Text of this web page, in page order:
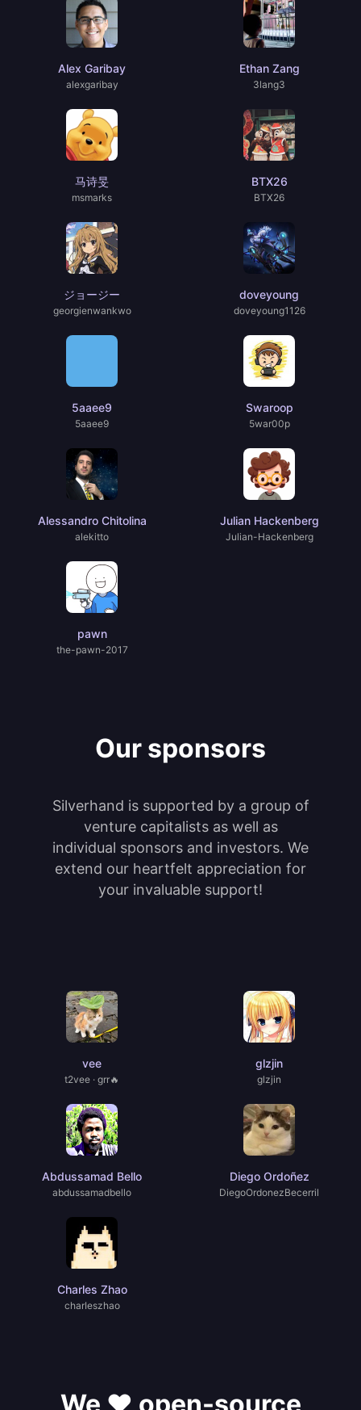
Alex Garibay
alexgaribay
Ethan Zang
3lang3
马诗旻
msmarks
BTX26
BTX26
ジョージー
georgienwankwo
doveyoung
doveyoung1126
5aaee9
5aaee9
Swaroop
5war00p
Alessandro Chitolina
alekitto
Julian Hackenberg
Julian-Hackenberg
pawn
the-pawn-2017
Our sponsors
Silverhand is supported by a group of
venture capitalists as well as
individual sponsors and investors. We
extend our heartfelt appreciation for
your invaluable support!
vee
t2vee · grr🔥
glzjin
glzjin
Abdussamad Bello
abdussamadbello
Diego Ordoñez
DiegoOrdonezBecerril
Charles Zhao
charIeszhao